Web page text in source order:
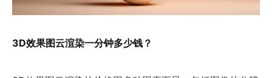
3D效果图云渲染一分钟多少钱？